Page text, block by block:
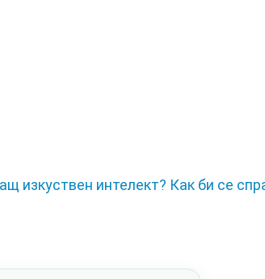
изкуствен интелект? Как би се